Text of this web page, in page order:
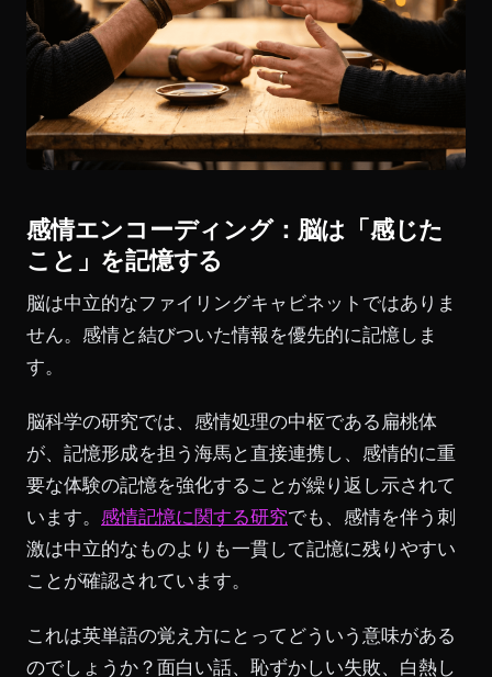
感情エンコーディング：脳は「感じた
こと」を記憶する
脳は中立的なファイリングキャビネットではありま
せん。感情と結びついた情報を優先的に記憶しま
す。
脳科学の研究では、感情処理の中枢である扁桃体
が、記憶形成を担う海馬と直接連携し、感情的に重
要な体験の記憶を強化することが繰り返し示されて
います。 感情記憶に関する研究でも、感情を伴う刺
激は中立的なものよりも一貫して記憶に残りやすい
ことが確認されています。
これは英単語の覚え方にとってどういう意味がある
のでしょうか？面白い話、恥ずかしい失敗、白熱し